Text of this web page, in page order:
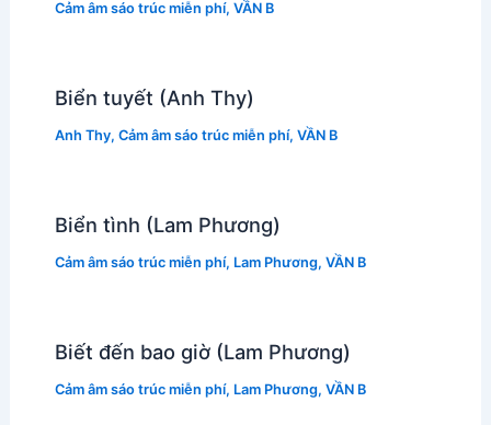
Cảm âm sáo trúc miễn phí, VẦN B
Biển tuyết (Anh Thy)
Anh Thy, Cảm âm sáo trúc miễn phí, VẦN B
Biển tình (Lam Phương)
Cảm âm sáo trúc miễn phí, Lam Phương, VẦN B
Biết đến bao giờ (Lam Phương)
Cảm âm sáo trúc miễn phí, Lam Phương, VẦN B